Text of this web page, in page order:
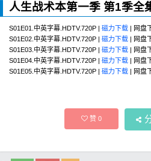
人生战术本第一季 第1季全
S01E01.中英字幕.HDTV.720P | 磁力下载 | 网盘
S01E02.中英字幕.HDTV.720P | 磁力下载 | 网盘
S01E03.中英字幕.HDTV.720P | 磁力下载 | 网盘
S01E04.中英字幕.HDTV.720P | 磁力下载 | 网盘
S01E05.中英字幕.HDTV.720P | 磁力下载 | 网盘
赞0